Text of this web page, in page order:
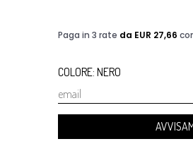
COLORE: NERO